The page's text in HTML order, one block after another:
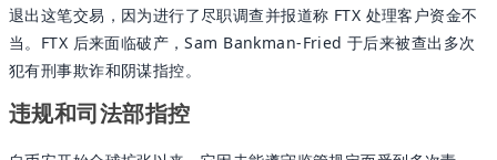
退出这笔交易，因为进行了尽职调查并报道称 FTX 处理客户资金不
当。FTX 后来面临破产，Sam Bankman-Fried 于后来被查出多次
犯有刑事欺诈和阴谋指控。
违规和司法部指控